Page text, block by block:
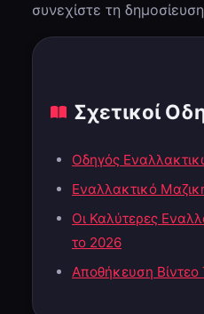
συνεχίστε τη
Σχετικοί
Οδηγός
Εναλλακτικό
Οι Καλύτερες
το 2026
Αποθήκευση Βίντεο